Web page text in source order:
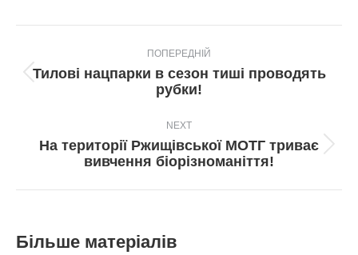
navigation
ПОПЕРЕДНІЙ
Попередній
пост:
Тилові нацпарки в сезон тиші проводять
рубки!
NEXT
Next
post:
На території Ржищівської МОТГ триває
вивчення біорізноманіття!
Більше матеріалів